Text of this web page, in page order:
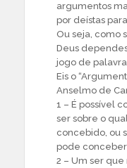
argumentos
por deístas
Ou seja, como
Deus
jogo de
Eis o
Anselmo de
1 – É possível
ser sobre o
concebido, ou
pode conceber
2 – Um ser